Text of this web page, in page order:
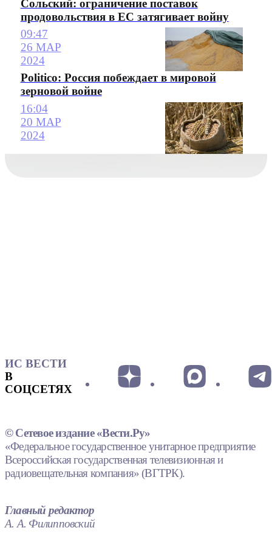
Сольский: ограничение поставок
продовольствия в ЕС затягивает войну
09:47
26 МАР
2024
Politico: Россия побеждает в мировой
зерновой войне
16:04
20 МАР
2024
ИС ВЕСТИ
В
СОЦСЕТЯХ
© Сетевое издание «Вести.Ру»
«Федеральное государственное унитарное предприятие
Всероссийская государственная телевизионная и
радиовещательная компания» (ВГТРК).
Главный редактор
А. А. Филипповский